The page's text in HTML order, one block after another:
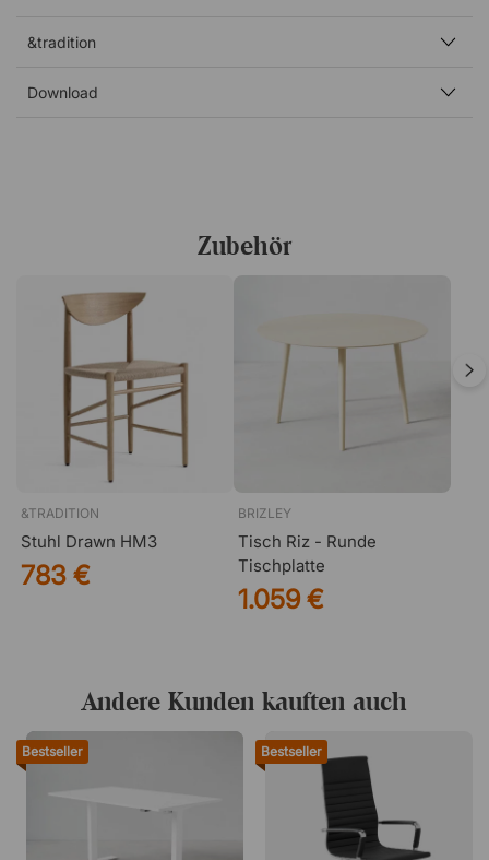
dänischer Innenarchitekt und Farbtheoretiker. Er studierte
seit Jahrzehnten ohne Unterbrechung produziert, und
unzähligen Preisen ausgezeichnet.
&tradition
Download
Zubehör
&TRADITION
Stuhl Drawn HM3
783 €
BRIZLEY
Tisch Riz - Runde
Tischplatte
1.059 €
Andere Kunden kauften auch
Bestseller Bestseller